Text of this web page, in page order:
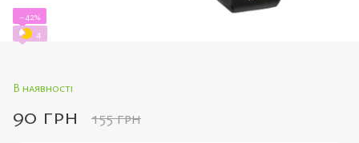
−42%
4
В наявності
90 грн 155 грн